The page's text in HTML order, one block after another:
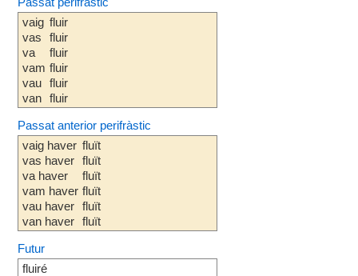
vaig
vas
va
vam
vau
van
fluir
fluir
fluir
fluir
fluir
fluir
Passat anterior perifràstic
vaig haver
vas haver
va haver
vam haver
vau haver
van haver
fluït
fluït
fluït
fluït
fluït
fluït
Futur
fluiré